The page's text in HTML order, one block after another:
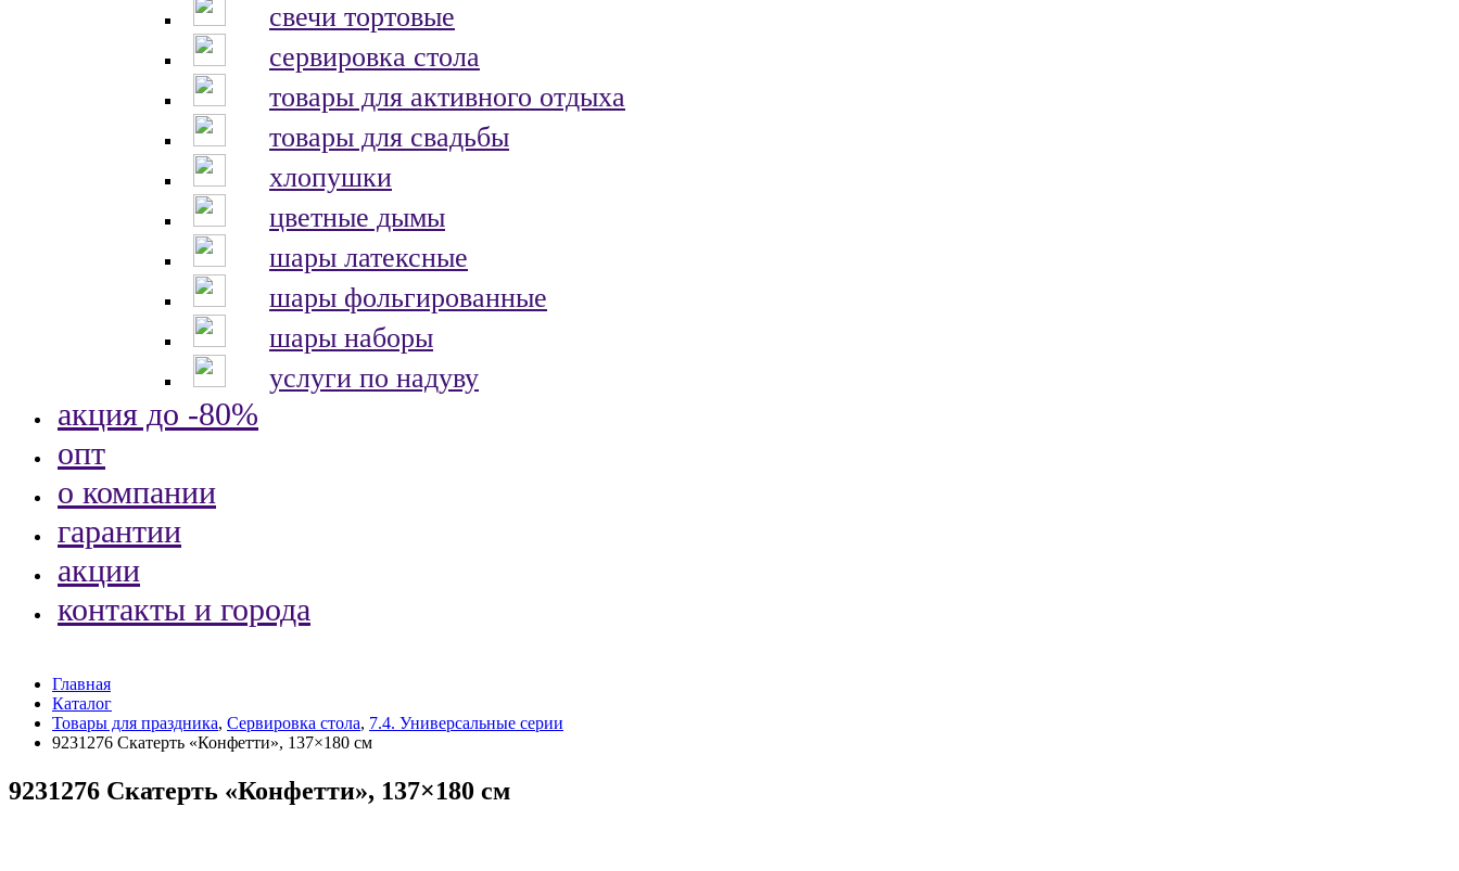
свечи тортовые
сервировка стола
товары для активного отдыха
товары для свадьбы
хлопушки
цветные дымы
шары латексные
шары фольгированные
шары наборы
услуги по надуву
акция до -80%
опт
о компании
гарантии
акции
контакты и города
Главная
Каталог
Товары для праздника, Сервировка стола, 7.4. Универсальные серии
9231276 Скатерть «Конфетти», 137×180 см
9231276 Скатерть «Конфетти», 137×180 см